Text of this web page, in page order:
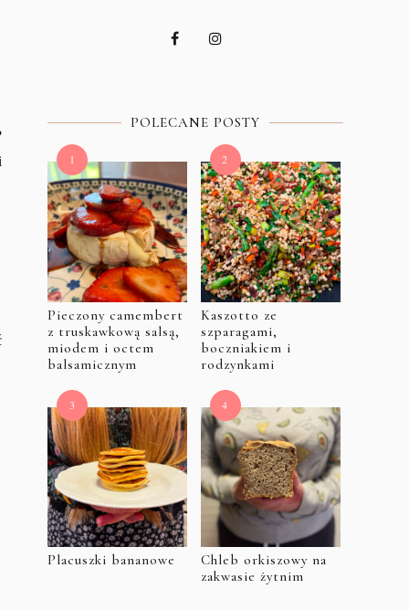
POLECANE POSTY
Pieczony camembert
z truskawkową salsą,
miodem i octem
balsamicznym
Kaszotto ze
szparagami,
boczniakiem i
rodzynkami
Placuszki bananowe
Chleb orkiszowy na
zakwasie żytnim